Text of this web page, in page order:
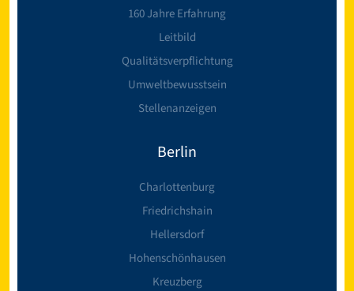
160 Jahre Erfahrung
Leitbild
Qualitätsverpflichtung
Umweltbewusstsein
Stellenanzeigen
Berlin
Charlottenburg
Friedrichshain
Hellersdorf
Hohenschönhausen
Kreuzberg